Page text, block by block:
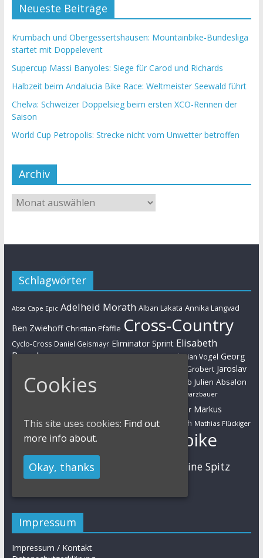
Neueste Beiträge
Krumbach und Obergessertshausen: Mountainbike-Bundesliga
startet mit Doppelevent
Supercup Massi Banyoles: Siege für Carod und Richards
Halbzeit beim Andalucia Bike Race: Weltmeister Seewald führt
Chelva: Schweizer Doppelsieg beim ersten XCO-Rennen der
Saison
World Cup Petropolis: Strecke nicht vom Unwetter betroffen
Archiv
Schlagwörter
Absa Cape Epic Adelheid Morath Alban Lakata Annika Langvad
Ben Zwiehoff Christian Pfäffle Cross-Country
Cyclo-Cross Daniel Geismayr Eliminator Sprint Elisabeth
Brandau Esther Süss Eva Lechner Florian Vogel Georg
Helen Grobert Jaroslav
Kulhavy Jochen Käß Jolanda Neff Julian Schelb Julien Absalon
Karl Platt Kathrin Stirnemann Luca Schwarzbauer
Markus Bauer Markus
Kaufmann Markus Schulte-Lünzum Martin Gluth Mathias Flückiger
Max Brandl Moritz Milatz
Mountainbike
MTB Nadine Rieder Sabine Spitz
Simon Stiebjahn
Impressum
Impressum / Kontakt
Cookies
This site uses cookies: Find out
more info about.
Okay, thanks